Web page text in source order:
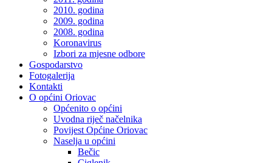
2010. godina
2009. godina
2008. godina
Koronavirus
Izbori za mjesne odbore
Gospodarstvo
Fotogalerija
Kontakti
O općini Oriovac
Općenito o općini
Uvodna riječ načelnika
Povijest Općine Oriovac
Naselja u općini
Bečic